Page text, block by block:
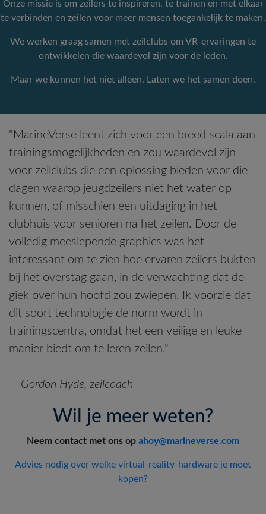
Onze missie is om zeilers te inspireren, te trainen en met elkaar
te verbinden en zeilen voor meer mensen toegankelijk te maken.
We werken graag samen met zeilclubs om VR-ervaringen te
ontwikkelen die waardevol zijn voor de leden.
Maar we kunnen het niet alleen. Laten we het samen doen.
"MarineVerse leent zich voor een breed scala aan
trainingsmogelijkheden en zou waardevol zijn
voor zeilclubs die een oplossing bieden voor die
dagen waarop jeugdzeilers niet het water op
kunnen, of misschien een uitdaging in het
clubhuis voor senioren na het zeilen. Door de
volledig meeslepende graphics was het
interessant om te zien hoe ervaren zeilers bukten
bij het overstag gaan, in de verwachting dat de
giek over hun hoofd zou zwiepen. Ik voorzie dat
dit soort technologie de norm wordt in
trainingscentra, omdat het een veilige en leuke
manier biedt om te leren zeilen."
Gordon Hyde, zeilcoach
Wil je meer weten?
Neem contact met ons op ahoy@marineverse.com
Advies nodig over welke virtual-reality-hardware je moet
kopen?